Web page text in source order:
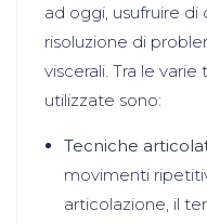
ad oggi, usufruire
risoluzione di
viscerali. Tra le
utilizzate sono:
Tecniche
movimenti
articolazione, il